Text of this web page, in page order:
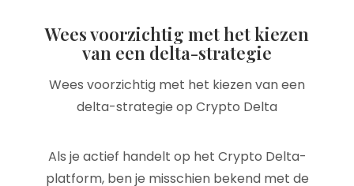
Wees voorzichtig met het kiezen
van een delta-strategie
Wees voorzichtig met het kiezen van een
delta-strategie op Crypto Delta
Als je actief handelt op het Crypto Delta-
platform, ben je misschien bekend met de